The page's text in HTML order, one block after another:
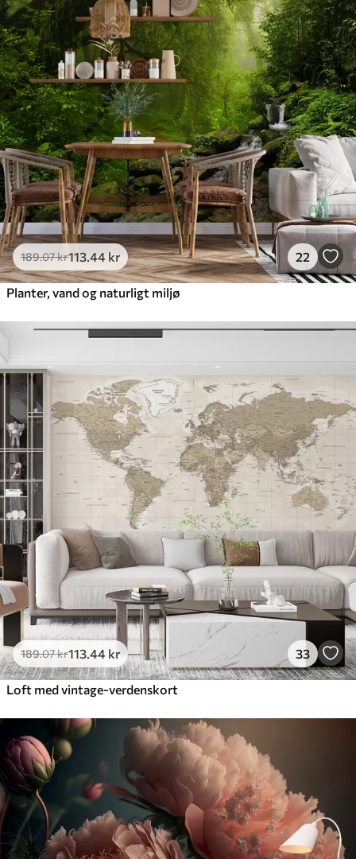
189.07kr113 .44 kr 22
Planter, vand og naturligt miljø
189.07kr113 .44 kr 33
Loft med vintage-verdenskort